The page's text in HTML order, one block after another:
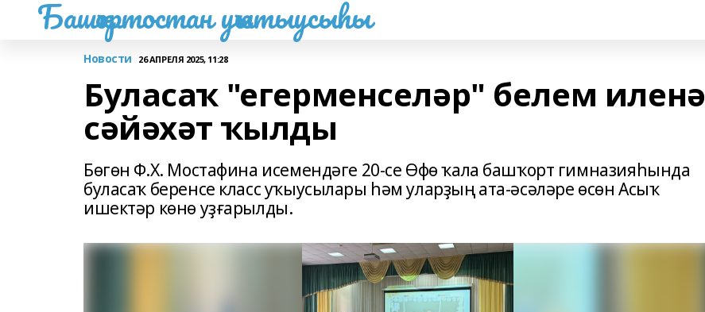
Башҡортостан уҡытыусыһы
Новости 26 АПРЕЛЯ 2025, 11:28
Буласаҡ "егерменселәр" белем иленә
сәйәхәт ҡылды
Бөгөн Ф.Х. Мостафина исемендәге 20-се Өфө ҡала башҡорт гимназияһында
буласаҡ беренсе класс уҡыусылары һәм уларҙың ата-әсәләре өсөн Асыҡ
ишектәр көнө уҙғарылды.